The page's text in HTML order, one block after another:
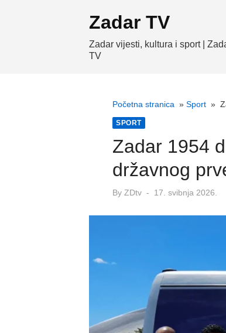
Zadar TV
Zadar vijesti, kultura i sport |
TV
Početna stranica » Sport »
SPORT
Zadar 1954
državnog
By ZDtv
Posted
17. svibnja 2026.